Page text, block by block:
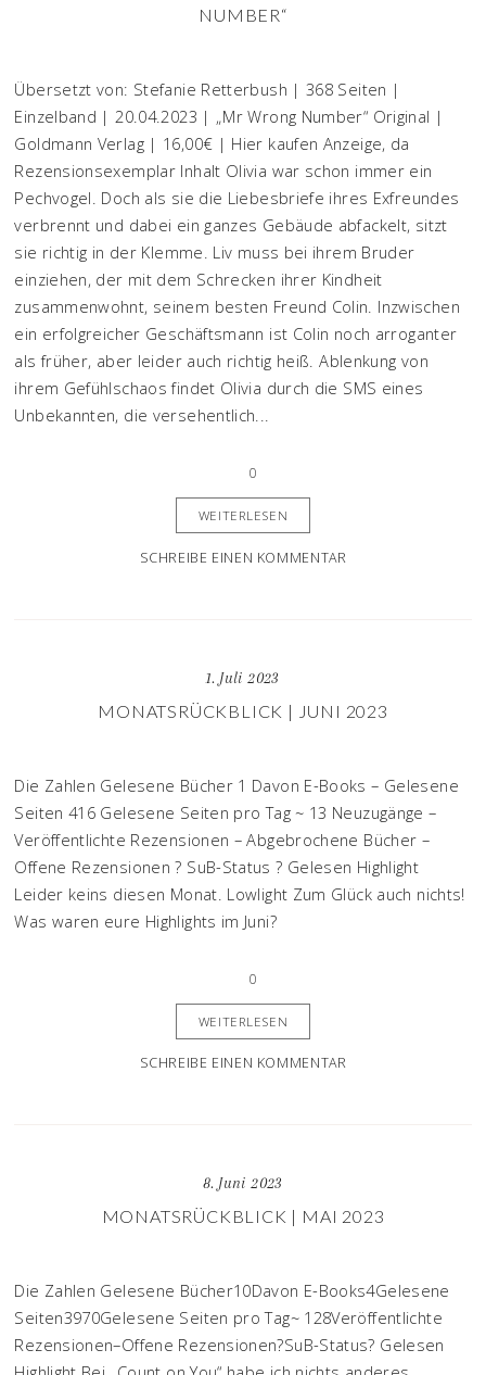
NUMBER“
Übersetzt von: Stefanie Retterbush | 368 Seiten |
Einzelband | 20.04.2023 | „Mr Wrong Number“ Original |
Goldmann Verlag | 16,00€ | Hier kaufen Anzeige, da
Rezensionsexemplar Inhalt Olivia war schon immer ein
Pechvogel. Doch als sie die Liebesbriefe ihres Exfreundes
verbrennt und dabei ein ganzes Gebäude abfackelt, sitzt
sie richtig in der Klemme. Liv muss bei ihrem Bruder
einziehen, der mit dem Schrecken ihrer Kindheit
zusammenwohnt, seinem besten Freund Colin. Inzwischen
ein erfolgreicher Geschäftsmann ist Colin noch arroganter
als früher, aber leider auch richtig heiß. Ablenkung von
ihrem Gefühlschaos findet Olivia durch die SMS eines
Unbekannten, die versehentlich...
0
WEITERLESEN
SCHREIBE EINEN KOMMENTAR
1. Juli 2023
MONATSRÜCKBLICK | JUNI 2023
Die Zahlen Gelesene Bücher 1 Davon E-Books – Gelesene
Seiten 416 Gelesene Seiten pro Tag ~ 13 Neuzugänge –
Veröffentlichte Rezensionen – Abgebrochene Bücher –
Offene Rezensionen ? SuB-Status ? Gelesen Highlight
Leider keins diesen Monat. Lowlight Zum Glück auch nichts!
Was waren eure Highlights im Juni?
0
WEITERLESEN
SCHREIBE EINEN KOMMENTAR
8. Juni 2023
MONATSRÜCKBLICK | MAI 2023
Die Zahlen Gelesene Bücher10Davon E-Books4Gelesene
Seiten3970Gelesene Seiten pro Tag~ 128Veröffentlichte
Rezensionen–Offene Rezensionen?SuB-Status? Gelesen